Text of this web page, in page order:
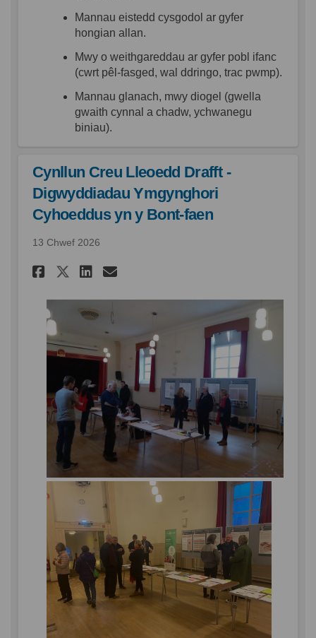
Mannau eistedd cysgodol ar gyfer
hongian allan.
Mwy o weithgareddau ar gyfer pobl ifanc
(cwrt pêl-fasged, wal ddringo, trac pwmp).
Mannau glanach, mwy diogel (gwella
gwaith cynnal a chadw, ychwanegu
biniau).
Cynllun Creu Lleoedd Drafft -
Digwyddiadau Ymgynghori
Cyhoeddus yn y Bont-faen
13 Chwef 2026
Rhannu Cynllun Creu
Rhannu Cynllun Creu
Rhannu Cynllun Creu
E-bost Cynllun Creu